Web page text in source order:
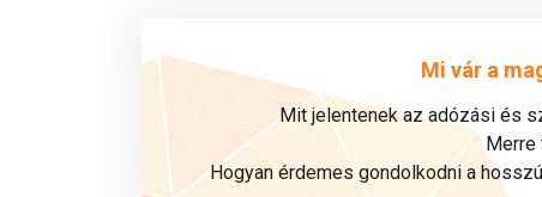
Mi vár a
Mit jelentenek az adózási és
Merre
Hogyan érdemes gondolkodni a